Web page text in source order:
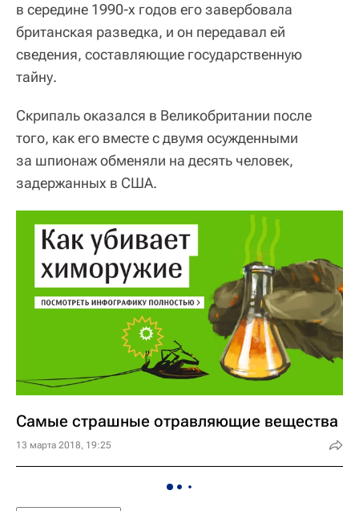
в середине 1990-х годов его завербовала
британская разведка, и он передавал ей
сведения, составляющие государственную
тайну.
Скрипаль оказался в Великобритании после
того, как его вместе с двумя осужденными
за шпионаж обменяли на десять человек,
задержанных в США.
Самые страшные отравляющие вещества
13 марта 2018, 19:25